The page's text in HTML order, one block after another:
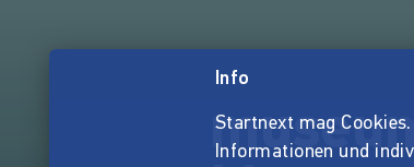
Info
Startnext mag
Informationen und